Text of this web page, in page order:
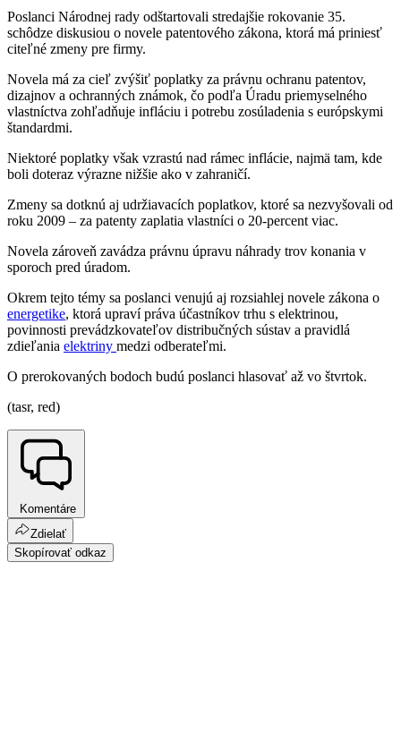
Poslanci Národnej rady odštartovali stredajšie rokovanie 35.
schôdze diskusiou o novele patentového zákona, ktorá má priniesť
citeľné zmeny pre firmy.
Novela má za cieľ zvýšiť poplatky za právnu ochranu patentov,
dizajnov a ochranných známok, čo podľa Úradu priemyselného
vlastníctva zohľadňuje infláciu i potrebu zosúladenia s európskymi
štandardmi.
Niektoré poplatky však vzrastú nad rámec inflácie, najmä tam, kde
boli doteraz výrazne nižšie ako v zahraničí.
Zmeny sa dotknú aj udržiavacích poplatkov, ktoré sa nezvyšovali od
roku 2009 – za patenty zaplatia vlastníci o 20-percent viac.
Novela zároveň zavádza právnu úpravu náhrady trov konania v
sporoch pred úradom.
Okrem tejto témy sa poslanci venujú aj rozsiahlej novele zákona o
energetike, ktorá upraví práva účastníkov trhu s elektrinou,
povinnosti prevádzkovateľov distribučných sústav a pravidlá
zdieľania elektriny medzi odberateľmi.
O prerokovaných bodoch budú poslanci hlasovať až vo štvrtok.
(tasr, red)
Komentáre
Zdielať
Skopírovať odkaz